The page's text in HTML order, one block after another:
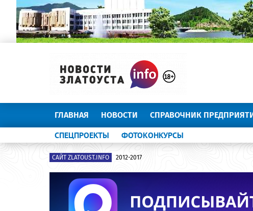
ГЛАВНАЯ НОВОСТИ СПРАВОЧНИК
СПЕЦПРОЕКТЫ ФОТОКОНКУРСЫ
САЙТ ZLATOUST.INFO 2012-2017